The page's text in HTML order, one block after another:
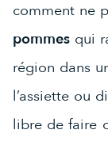
comment ne
pommes qui
région dans
l’assiette ou
libre de faire